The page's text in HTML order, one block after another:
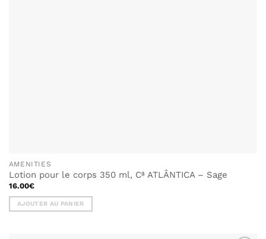
AMENITIES
Lotion pour le corps 350 ml, Cª ATLÂNTICA – Sage
16.00€
AJOUTER AU PANIER